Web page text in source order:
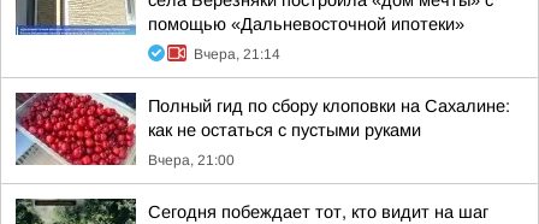
помощью «Дальневосточной ипотеки»
Вчера, 21:14
Полный гид по сбору клоповки на Сахалине:
как не остаться с пустыми руками
Вчера, 21:00
Сегодня побеждает тот, кто видит на шаг